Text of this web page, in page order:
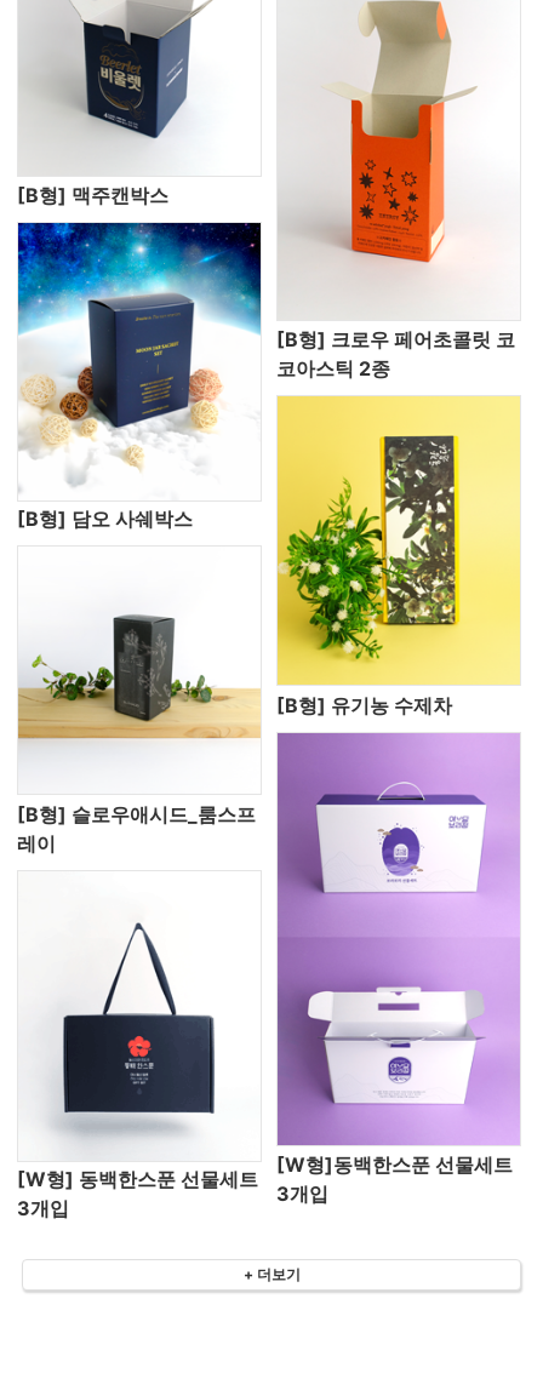
[B형] 맥주캔박스
[B형] 담오 사쉐박스
[B형] 크로우 페어초콜릿 코
코아스틱 2종
[B형] 슬로우애시드_룸스프
레이
[B형] 유기농 수제차
[W형] 동백한스푼 선물세트
3개입
[W형]동백한스푼 선물세트
3개입
+ 더보기